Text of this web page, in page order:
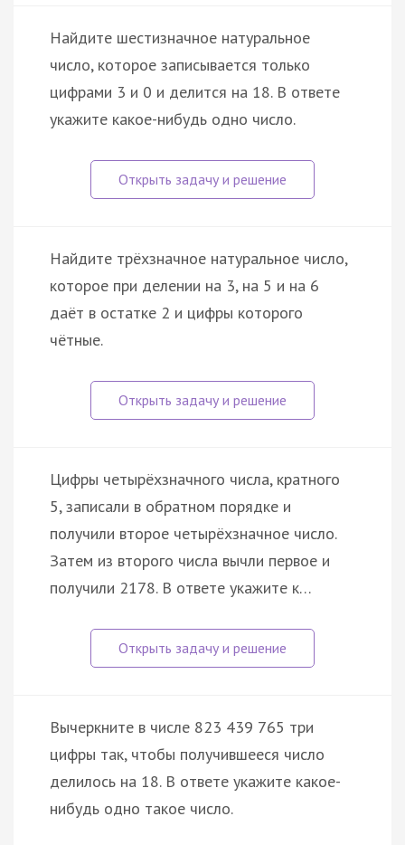
Найдите шестизначное натуральное
число, которое записывается только
цифрами 3 и 0 и делится на 18. В ответе
укажите какое-нибудь одно число.
Найдите трёхзначное натуральное число,
которое при делении на 3, на 5 и на 6
даёт в остатке 2 и цифры которого
чётные.
Цифры четырёхзначного числа, кратного
5, записали в обратном порядке и
получили второе четырёхзначное число.
Затем из второго числа вычли первое и
получили 2178. В ответе укажите к…
Вычеркните в числе 823 439 765 три
цифры так, чтобы получившееся число
делилось на 18. В ответе укажите какое-
нибудь одно такое число.